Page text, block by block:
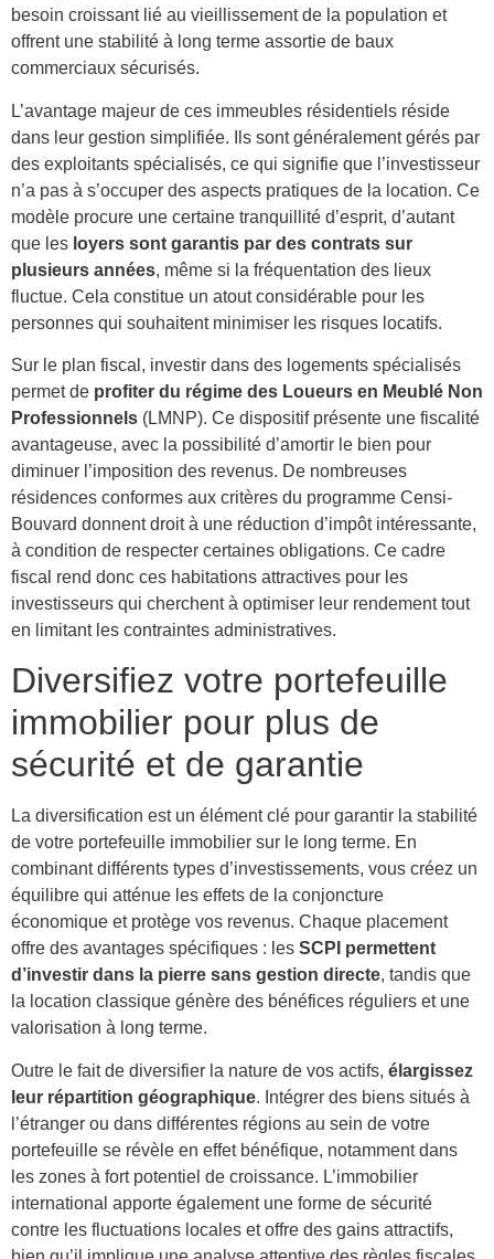
besoin croissant lié au vieillissement de la population et
offrent une stabilité à long terme assortie de baux
commerciaux sécurisés.
L’avantage majeur de ces immeubles résidentiels réside
dans leur gestion simplifiée. Ils sont généralement gérés par
des exploitants spécialisés, ce qui signifie que l’investisseur
n’a pas à s’occuper des aspects pratiques de la location. Ce
modèle procure une certaine tranquillité d’esprit, d’autant
que les loyers sont garantis par des contrats sur
plusieurs années, même si la fréquentation des lieux
fluctue. Cela constitue un atout considérable pour les
personnes qui souhaitent minimiser les risques locatifs.
Sur le plan fiscal, investir dans des logements spécialisés
permet de profiter du régime des Loueurs en Meublé Non
Professionnels (LMNP). Ce dispositif présente une fiscalité
avantageuse, avec la possibilité d’amortir le bien pour
diminuer l’imposition des revenus. De nombreuses
résidences conformes aux critères du programme Censi-
Bouvard donnent droit à une réduction d’impôt intéressante,
à condition de respecter certaines obligations. Ce cadre
fiscal rend donc ces habitations attractives pour les
investisseurs qui cherchent à optimiser leur rendement tout
en limitant les contraintes administratives.
Diversifiez votre portefeuille
immobilier pour plus de
sécurité et de garantie
La diversification est un élément clé pour garantir la stabilité
de votre portefeuille immobilier sur le long terme. En
combinant différents types d’investissements, vous créez un
équilibre qui atténue les effets de la conjoncture
économique et protège vos revenus. Chaque placement
offre des avantages spécifiques : les SCPI permettent
d’investir dans la pierre sans gestion directe, tandis que
la location classique génère des bénéfices réguliers et une
valorisation à long terme.
Outre le fait de diversifier la nature de vos actifs, élargissez
leur répartition géographique. Intégrer des biens situés à
l’étranger ou dans différentes régions au sein de votre
portefeuille se révèle en effet bénéfique, notamment dans
les zones à fort potentiel de croissance. L’immobilier
international apporte également une forme de sécurité
contre les fluctuations locales et offre des gains attractifs,